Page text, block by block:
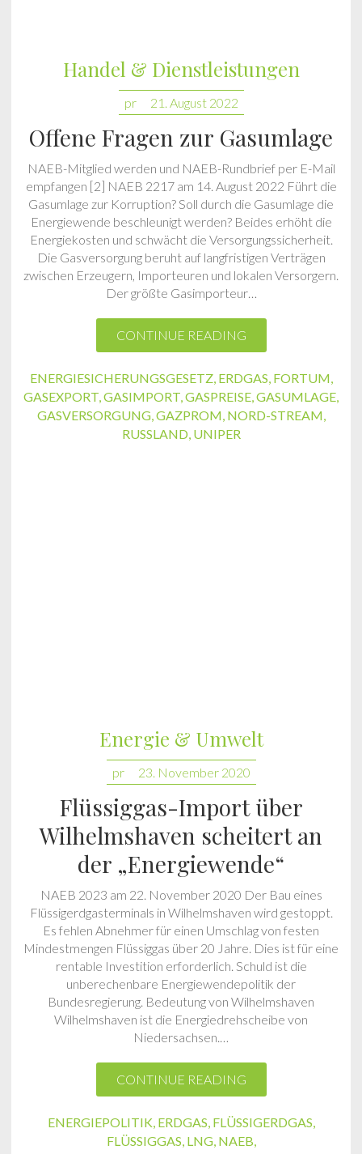
Handel & Dienstleistungen
pr 21. August 2022
Offene Fragen zur Gasumlage
NAEB-Mitglied werden und NAEB-Rundbrief per E-Mail
empfangen [2] NAEB 2217 am 14. August 2022 Führt die
Gasumlage zur Korruption? Soll durch die Gasumlage die
Energiewende beschleunigt werden? Beides erhöht die
Energiekosten und schwächt die Versorgungssicherheit.
Die Gasversorgung beruht auf langfristigen Verträgen
zwischen Erzeugern, Importeuren und lokalen Versorgern.
Der größte Gasimporteur…
CONTINUE READING
ENERGIESICHERUNGSGESETZ, ERDGAS, FORTUM,
GASEXPORT,GASIMPORT,GASPREISE,GASUMLAGE,
GASVERSORGUNG,GAZPROM, NORD-STREAM,
RUSSLAND, UNIPER
Energie & Umwelt
pr 23. November 2020
Flüssiggas-Import über
Wilhelmshaven scheitert an
der „Energiewende“
NAEB 2023 am 22. November 2020 Der Bau eines
Flüssigerdgasterminals in Wilhelmshaven wird gestoppt.
Es fehlen Abnehmer für einen Umschlag von festen
Mindestmengen Flüssiggas über 20 Jahre. Dies ist für eine
rentable Investition erforderlich. Schuld ist die
unberechenbare Energiewendepolitik der
Bundesregierung. Bedeutung von Wilhelmshaven
Wilhelmshaven ist die Energiedrehscheibe von
Niedersachsen.…
CONTINUE READING
ENERGIEPOLITIK, ERDGAS, FLÜSSIGERDGAS,
FLÜSSIGGAS, LNG, NAEB,